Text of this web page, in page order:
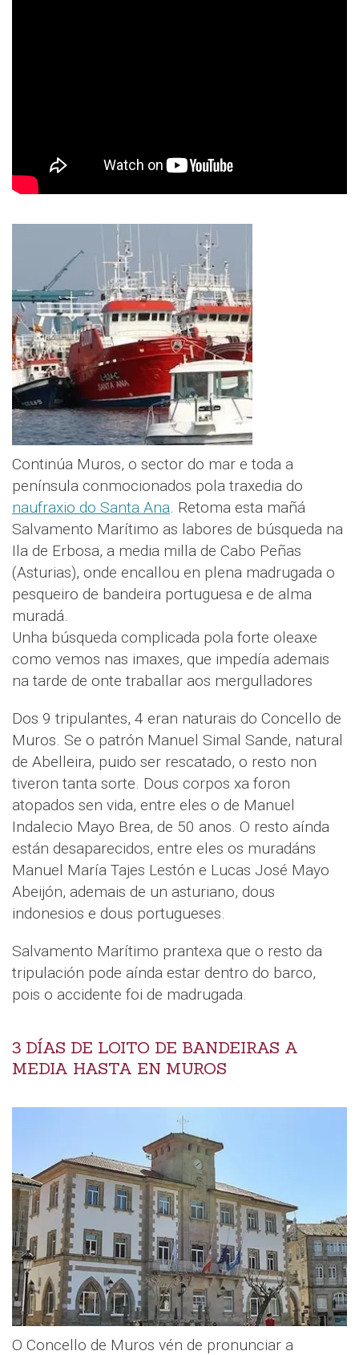
Continúa Muros, o sector do mar e toda a
península conmocionados pola traxedia do
naufraxio do Santa Ana. Retoma esta mañá
Salvamento Marítimo as labores de búsqueda na
Ila de Erbosa, a media milla de Cabo Peñas
(Asturias), onde encallou en plena madrugada o
pesqueiro de bandeira portuguesa e de alma
muradá.
Unha búsqueda complicada pola forte oleaxe
como vemos nas imaxes, que impedía ademais
na tarde de onte traballar aos mergulladores
Dos 9 tripulantes, 4 eran naturais do Concello de
Muros. Se o patrón Manuel Simal Sande, natural
de Abelleira, puido ser rescatado, o resto non
tiveron tanta sorte. Dous corpos xa foron
atopados sen vida, entre eles o de Manuel
Indalecio Mayo Brea, de 50 anos. O resto aínda
están desaparecidos, entre eles os muradáns
Manuel María Tajes Lestón e Lucas José Mayo
Abeijón, ademais de un asturiano, dous
indonesios e dous portugueses.
Salvamento Marítimo prantexa que o resto da
tripulación pode aínda estar dentro do barco,
pois o accidente foi de madrugada.
3 DÍAS DE LOITO DE BANDEIRAS A
MEDIA HASTA EN MUROS
O Concello de Muros vén de pronunciar a